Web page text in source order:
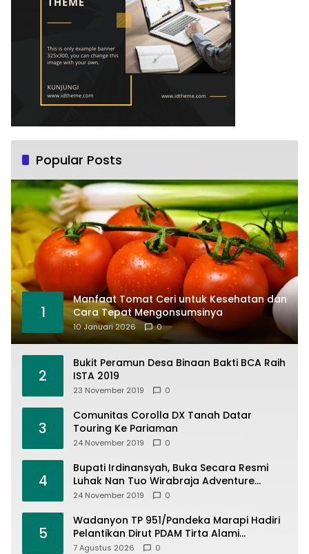
Popular Posts
1
Manfaat Tomat Ceri untuk Kesehatan dan
Cara Tepat Mengonsumsinya
10 Januari 2026 0
2
Bukit Peramun Desa Binaan Bakti BCA Raih
ISTA 2019
23 November 2019 0
3
Comunitas Corolla DX Tanah Datar
Touring Ke Pariaman
24 November 2019 0
4
Bupati Irdinansyah, Buka Secara Resmi
Luhak Nan Tuo Wirabraja Adventure
Offroad 2019
24 November 2019 0
5
Wadanyon TP 951/Pandeka Marapi Hadiri
Pelantikan Dirut PDAM Tirta Alami
Batusangkar, Dukung Sinergi BUMD dan
7 Agustus 2026 0